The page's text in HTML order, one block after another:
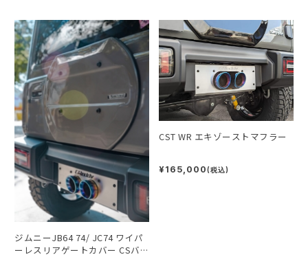
ジムニーJB64 74/ JC74 ワイパ
ーレスリアゲートカバー CSバ
CST WR エキゾーストマフラー
¥165,000(税込)